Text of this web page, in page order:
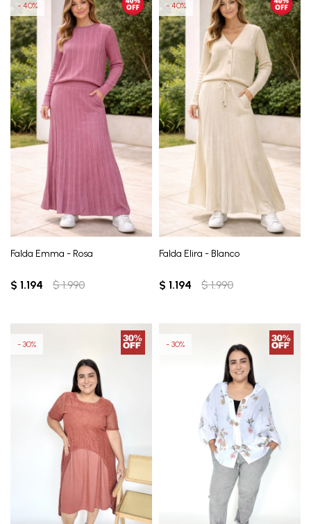
Falda Emma - Rosa
$ 1.194 $ 1.990
40
Falda Elira - Blanco
$ 1.194 $ 1.990
40
30 30